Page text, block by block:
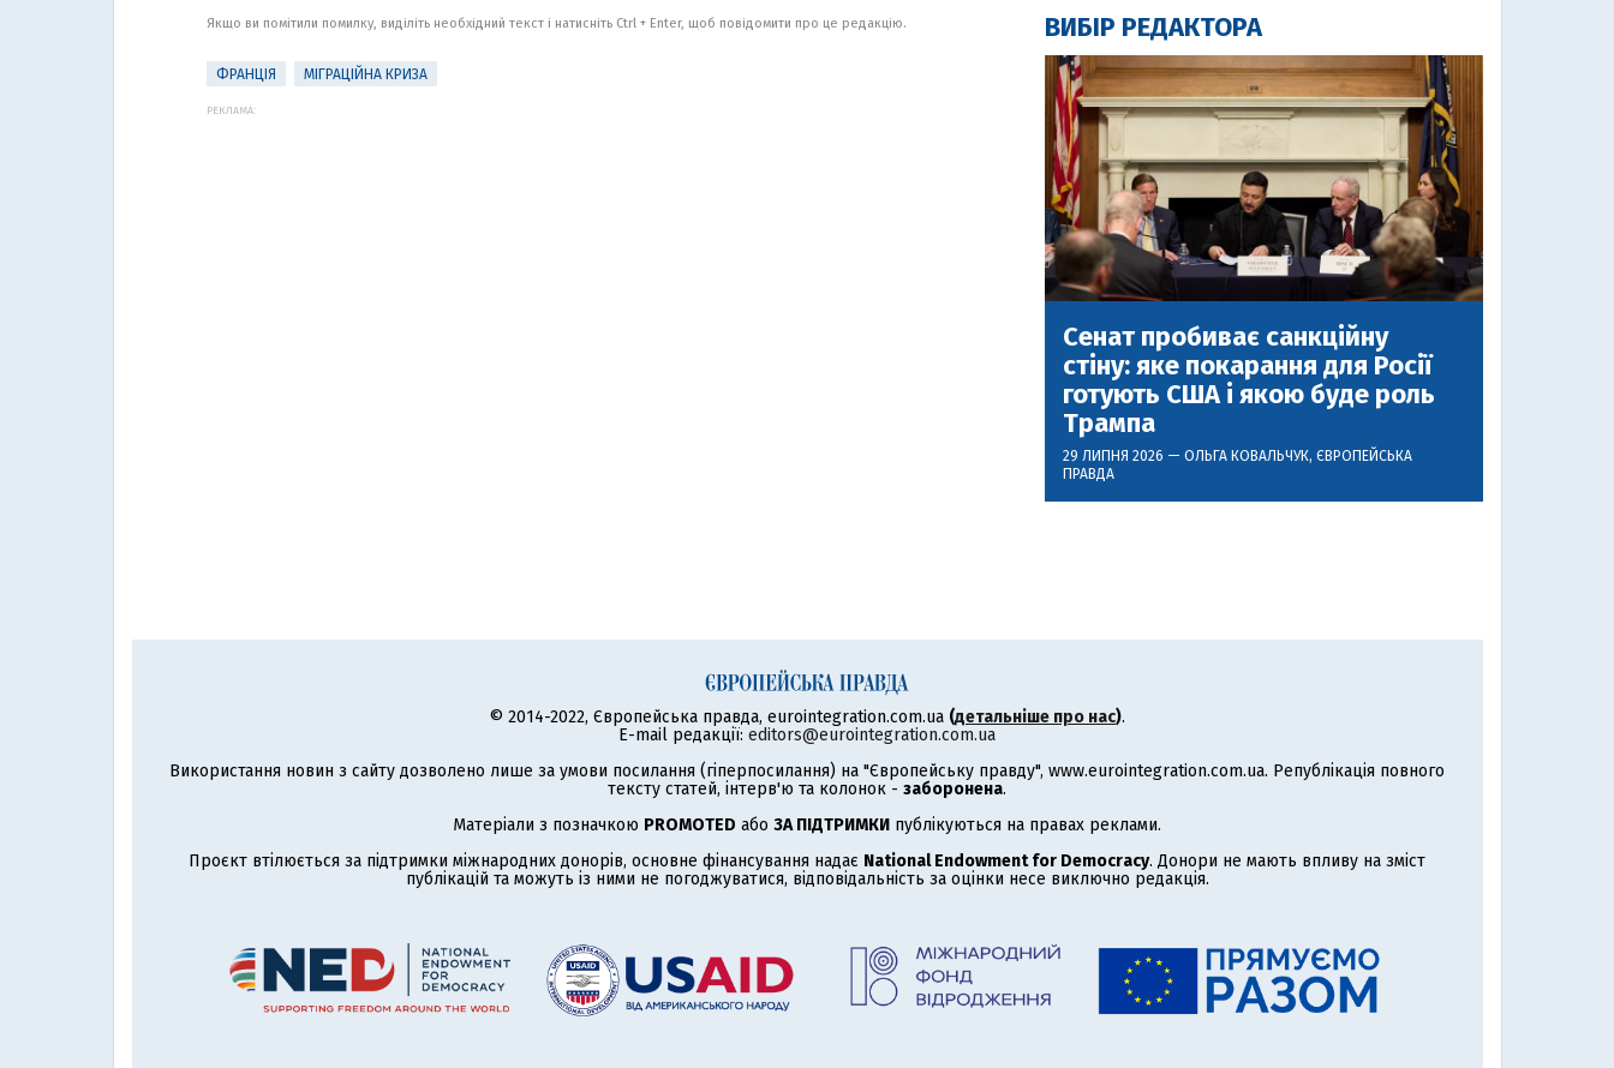
Якщо ви помітили помилку, виділіть необхідний текст і натисніть Ctrl + Enter, щоб повідомити про це редакцію.
ФРАНЦІЯ МІГРАЦІЙНА КРИЗА
РЕКЛАМА:
ВИБІР РЕДАКТОРА
Сенат пробиває санкційну
стіну: яке покарання для Росії
готують США і якою буде роль
Трампа
29 ЛИПНЯ 2026 — ОЛЬГА КОВАЛЬЧУК, ЄВРОПЕЙСЬКА
ПРАВДА
© 2014-2022, Європейська правда, eurointegration.com.ua (детальніше про нас).
E-mail редакції: editors@eurointegration.com.ua
Використання новин з сайту дозволено лише за умови посилання (гіперпосилання) на "Європейську правду", www.eurointegration.com.ua. Републікація повного
тексту статей, інтерв'ю та колонок - заборонена.
Матеріали з позначкою PROMOTED або ЗА ПІДТРИМКИ публікуються на правах реклами.
Проєкт втілюється за підтримки міжнародних донорів, основне фінансування надає National Endowment for Democracy. Донори не мають впливу на зміст
публікацій та можуть із ними не погоджуватися, відповідальність за оцінки несе виключно редакція.